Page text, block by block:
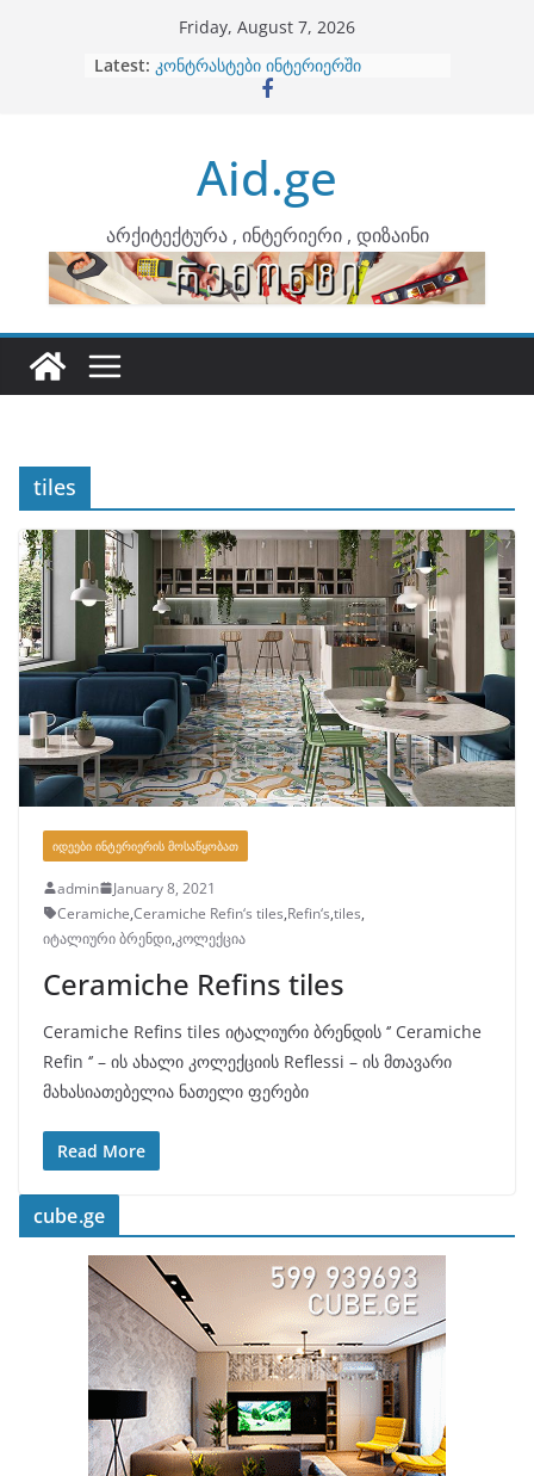
Friday, August 7, 2026
Latest: ბინების გაერთიანება
კონტრასტები ინტერიერში
ინტერიერის დიზიანი
არტემიდი წარმოგიდგენთ
Aid.ge
არქიტექტურა , ინტერიერი , დიზაინი
tiles
ᲘᲓᲔᲔᲑᲘ ᲘᲜᲢᲔᲠᲘᲔᲠᲘᲡ ᲛᲝᲡᲐᲬᲧᲝᲑᲐᲗ
admin
January 8, 2021
Ceramiche,Ceramiche Refin‘s tiles,Refin‘s,tiles,
იტალიური ბრენდი,კოლექცია
Ceramiche Refins tiles
Ceramiche Refins tiles იტალიური ბრენდის ‘’ Ceramiche
Refin ‘’ – ის ახალი კოლექციის Reflessi – ის მთავარი
მახასიათებელია ნათელი ფერები
Read More
cube.ge